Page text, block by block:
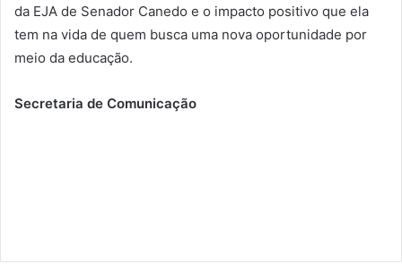
da EJA de Senador Canedo e o impacto positivo que ela
tem na vida de quem busca uma nova oportunidade por
meio da educação.
Secretaria de Comunicação